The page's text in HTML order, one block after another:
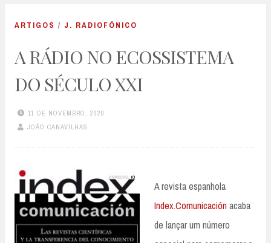
ARTIGOS / J. RADIOFÓNICO
A RÁDIO NO ECOSSISTEMA
DO SÉCULO XXI
11 DE NOVEMBRO, 2020
JOÃO CANAVILHAS
A revista espanhola
Index.Comunicación acaba
de lançar um número